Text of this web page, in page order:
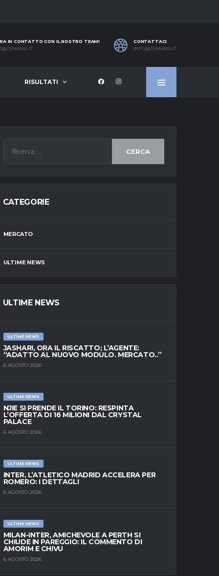
IN CONTATTO CON IL NOSTRO TEAM!
CONTATTACI
INFO@ZEMANIA.IT
RISULTATI
CERCA
CATEGORIE
MERCATO
ULTIME NEWS
ULTIME NEWS
ULTIME NEWS
JASHARI, ORA IL RISCATTO; L’AGENTE:
“ADATTO AL NUOVO MODULO. MERCATO..”
6 AGOSTO 2026
ULTIME NEWS
NJIE SI PRENDE IL TORINO: RESPINTA
L’OFFERTA DI 16 MILIONI DAL CRYSTAL
PALACE
6 AGOSTO 2026
ULTIME NEWS
INTER, L’ATLETICO MADRID ACCELERA PER
ROMERO: I DETTAGLI
6 AGOSTO 2026
ULTIME NEWS
MILAN-INTER, AMICHEVOLE A PERTH SI
CHIUDE IN PAREGGIO: IL COMMENTO DI
AMORIM E CHIVU
6 AGOSTO 2026